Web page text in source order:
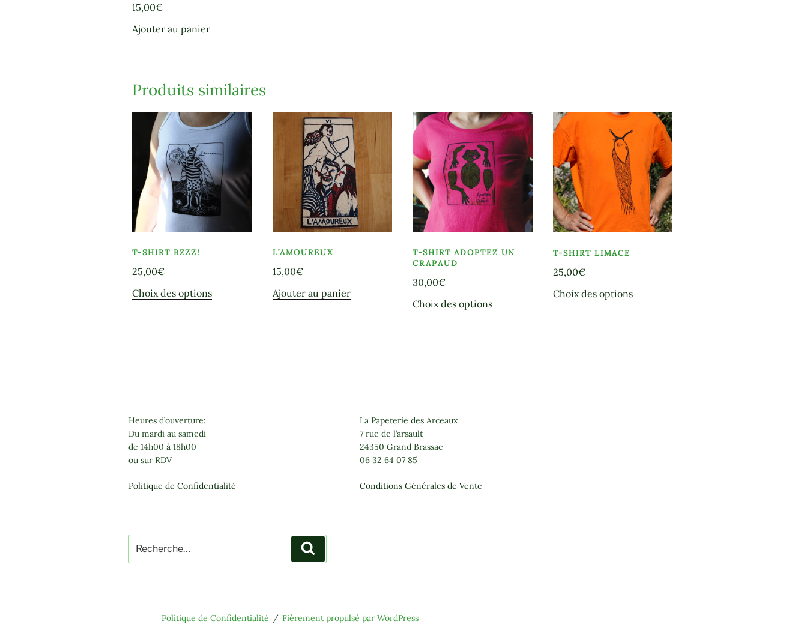
15,00€
Ajouter au panier
Produits similaires
T-SHIRT BZZZ!
25,00€
Choix des optionsCe
options
produit
L’AMOUREUX
15,00€
Ajouter au panier
T-SHIRT ADOPTEZ UN
CRAPAUD
30,00€
Choix des optionsCe
T-SHIRT LIMACE
25,00€
Choix des optionsCe
options
Heures d’ouverture:
Du mardi au samedi
de 14h00 à 18h00
ou sur RDV
Politique de Confidentialité
pour
:
La Papeterie des Arceaux
7 rue de l’arsault
24350 Grand Brassac
06 32 64 07 85
Conditions Générales de Vente
Politique de Confidentialité Fièrement propulsé par WordPress